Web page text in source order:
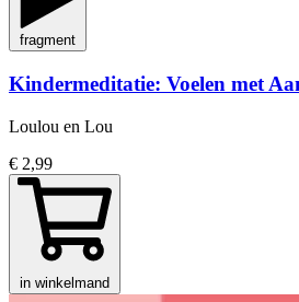
fragment
Kindermeditatie: Voelen met
Loulou en Lou
€ 2,99
in winkelmand